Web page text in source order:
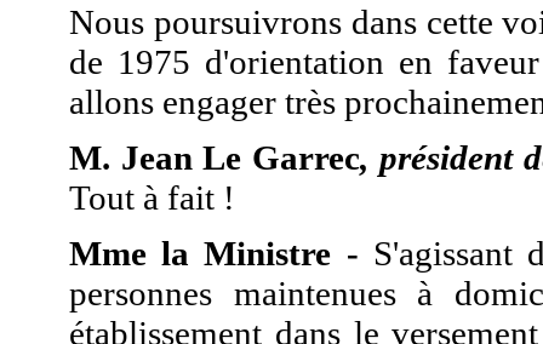
Nous poursuivrons dans cette
de 1975 d'orientation en
allons engager très
M. Jean Le Garrec, président
Tout à fait !
Mme la Ministre - S'agissant
personnes maintenues à
établissement dans le